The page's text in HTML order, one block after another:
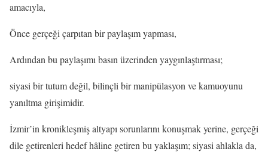
amacıyla,
Önce gerçeği çarpıtan bir paylaşım yapması,
Ardından bu paylaşımı basın üzerinden yaygınlaştırması;
siyasi bir tutum değil, bilinçli bir manipülasyon ve kamuoyunu
yanıltma girişimidir.
İzmir’in kronikleşmiş altyapı sorunlarını konuşmak yerine, gerçeği
dile getirenleri hedef hâline getiren bu yaklaşım; siyasi ahlakla da,